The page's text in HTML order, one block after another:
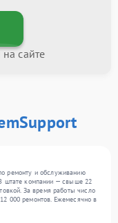
сайте
ремонту и обслуживанию
штате компании — свыше 22
За время работы число
000 ремонтов. Ежемесячно в
, , . Мы работаем с
уровень сервиса